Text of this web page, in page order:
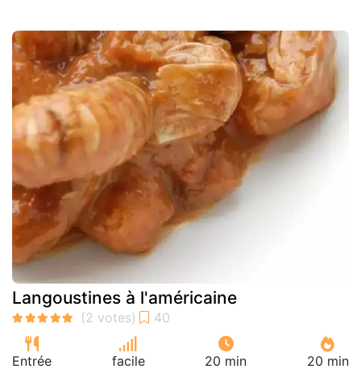
Langoustines à l'américaine
Entrée facile 20 min 20 min